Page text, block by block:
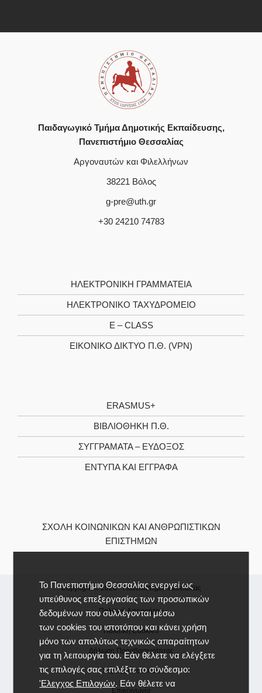
Το Πανεπιστήμιο Θεσσαλίας ενεργεί ως
υπεύθυνος επεξεργασίας των προσωπικών
δεδομένων που συλλέγονται μέσω
των cookies του ιστοτόπου και κάνει χρήση
μόνο των απολύτως τεχνικώς απαραίτητων
για τη λειτουργία του. Εάν θέλετε να ελέγξετε
τις επιλογές σας επιλέξτε το σύνδεσμο:
'Ελεγχος Επιλογών. Εάν θέλετε να
Παιδαγωγικό Τμήμα Δημοτικής Εκπαίδευσης,
Πανεπιστήμιο Θεσσαλίας
Αργοναυτών και Φιλελλήνων
38221 Βόλος
g-pre@uth.gr
+30 24210 74783
ΗΛΕΚΤΡΟΝΙΚΉ ΓΡΑΜΜΑΤΕΊΑ
ΗΛΕΚΤΡΟΝΙΚΌ ΤΑΧΥΔΡΟΜΕΊΟ
E – CLASS
ΕΙΚΟΝΙΚΌ ΔΊΚΤΥΟ Π.Θ. (VPN)
ERASMUS+
ΒΙΒΛΙΟΘΉΚΗ Π.Θ.
ΣΥΓΓΡΆΜΑΤΑ – ΕΎΔΟΞΟΣ
ΈΝΤΥΠΑ ΚΑΙ ΈΓΓΡΑΦΑ
ΣΧΟΛΉ ΚΟΙΝΩΝΙΚΏΝ ΚΑΙ ΑΝΘΡΩΠΙΣΤΙΚΏΝ
ΕΠΙΣΤΗΜΏΝ
Copyright © 2026 -Πανεπιστήμιο Θεσσαλίας
Πολιτική Απορρήτου
Πολιτική Cookies
Δήλωση Προσβασιμότητας
Χάρτης Ιστοτόπου
Επικοινωνία